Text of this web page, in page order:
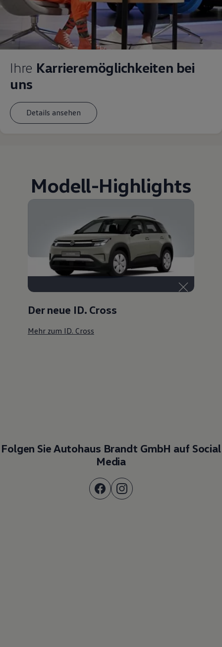
Ihre Karrieremöglichkeiten bei
uns
Details ansehen
Modell-Highlights
Der neue ID. Cross
Mehr zum ID. Cross
Folgen Sie Autohaus Brandt GmbH auf Social
Media